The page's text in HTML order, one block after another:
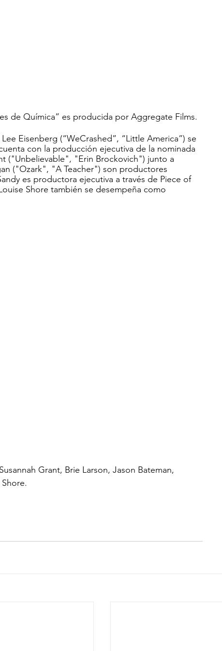
de Química” es producida por Aggregate Films.
Eisenberg (“WeCrashed”, “Little America”) se
con la producción ejecutiva de la nominada
("Unbelievable", "Erin Brockovich") junto a
("Ozark", "A Teacher") son productores
es productora ejecutiva a través de Piece of
Shore también se desempeña como
Grant, Brie Larson, Jason Bateman,